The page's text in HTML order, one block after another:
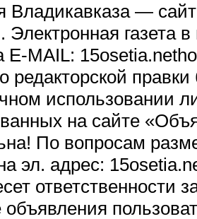
—
газета
E-MAIL:
редакторской
использовании
на сайте
По вопросам
эл. адрес: